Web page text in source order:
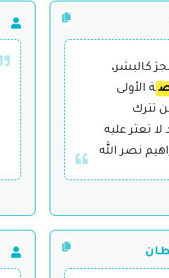
كالبشر،
ة الأولى
تترك
تعثر عليه
نصر الله